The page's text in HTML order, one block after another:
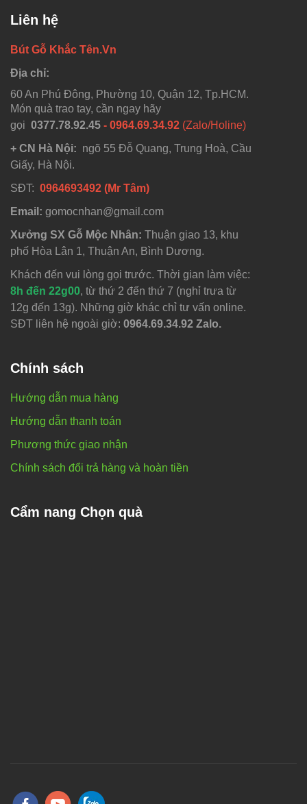
Liên hệ
Bút Gỗ Khắc Tên.Vn
Địa chỉ:
60 An Phú Đông, Phường 10, Quận 12, Tp.HCM.
Món quà trao tay, cần ngay hãy
gọi 0377.78.92.45 - 0964.69.34.92 (Zalo/Holine)
+ CN Hà Nội: ngõ 55 Đỗ Quang, Trung Hoà, Cầu
Giấy, Hà Nội.
SĐT: 0964693492 (Mr Tâm)
Email: gomocnhan@gmail.com
Xưởng SX Gỗ Mộc Nhân: Thuận giao 13, khu
phố Hòa Lân 1, Thuận An, Bình Dương.
Khách đến vui lòng gọi trước. Thời gian làm việc:
8h đến 22g00, từ thứ 2 đến thứ 7 (nghỉ trưa từ
12g đến 13g). Những giờ khác chỉ tư vấn online.
SĐT liên hệ ngoài giờ: 0964.69.34.92 Zalo.
Chính sách
Hướng dẫn mua hàng
Hướng dẫn thanh toán
Phương thức giao nhận
Chính sách đổi trả hàng và hoàn tiền
Cẩm nang Chọn quà